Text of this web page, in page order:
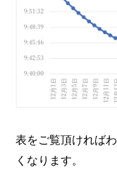
表をご覧頂ければ
くなります。